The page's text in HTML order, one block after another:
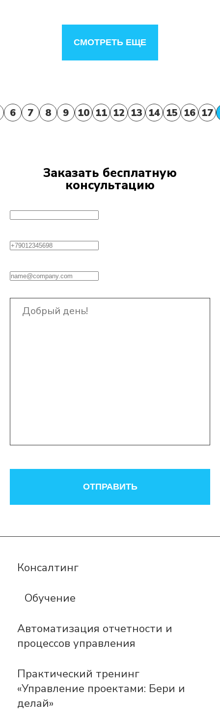
СМОТРЕТЬ ЕЩЕ
6 7 8 9 10 11 12 13 14 15 16 17
Заказать бесплатную
консультацию
ОТПРАВИТЬ
Консалтинг
Обучение
Автоматизация отчетности и
процессов управления
Практический тренинг
«Управление проектами: Бери и
делай»